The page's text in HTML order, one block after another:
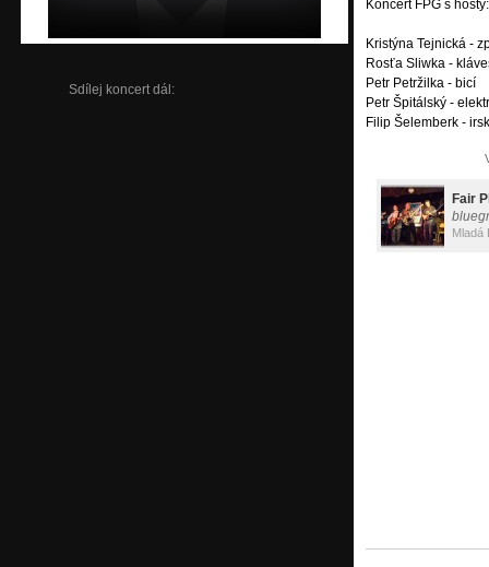
Sdílej koncert dál:
Koncert FPG s hosty:
Kristýna Tejnická -
Rosťa Sliwka -
Petr Petržilka - bicí
Petr Špitálský -
Filip Šelemberk -
Fair
Mladá